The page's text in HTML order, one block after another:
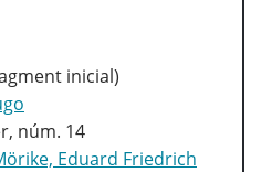
inicial)
núm. 14
Eduard Friedrich